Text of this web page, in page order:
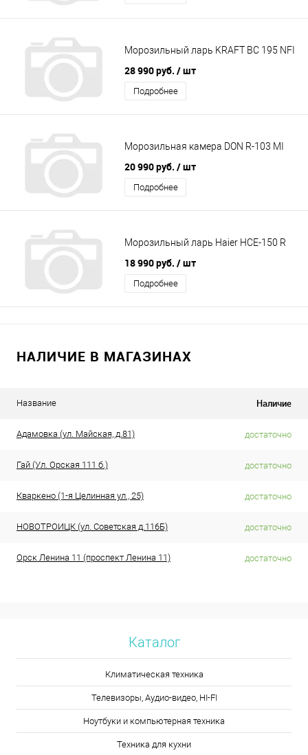
Морозильный ларь KRAFT BC 195 NFI
28 990 руб. / шт
Подробнее
Морозильная камера DON R-103 MI
20 990 руб. / шт
Подробнее
Морозильный ларь Haier HCE-150 R
18 990 руб. / шт
Подробнее
НАЛИЧИЕ В МАГАЗИНАХ
Название Наличие
Адамовка (ул. Майская, д.81) достаточно
Гай (Ул. Орская 111 б.) достаточно
Кваркено (1-я Целинная ул., 25) достаточно
НОВОТРОИЦК (ул. Советская д.116Б) достаточно
Орск Ленина 11 (проспект Ленина 11) достаточно
Каталог
Климатическая техника
Телевизоры, Аудио-видео, HI-FI
Ноутбуки и компьютерная техника
Техника для кухни